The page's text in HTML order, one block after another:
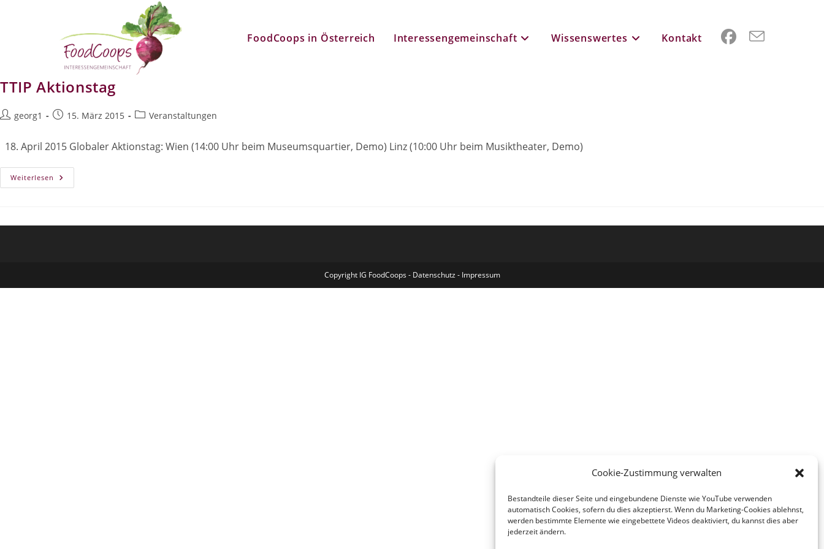
Cookie-Zustimmung verwalten
Bestandteile dieser Seite und eingebundene Dienste wie YouTube verwenden
automatisch Cookies, sofern du dies akzeptierst. Wenn du Marketing-Cookies ablehnst,
werden bestimmte Elemente wie eingebettete Videos deaktiviert, du kannst dies aber
jederzeit ändern.
FoodCoops in Österreich Interessengemeinschaft Wissenswertes Kontakt
TTIP Aktionstag
Beitrags-
georg1
Beitrag15. März 2015
Beitrags-
Veranstaltungen
18. April 2015 Globaler Aktionstag: Wien (14:00 Uhr beim Museumsquartier, Demo) Linz (10:00 Uhr beim Musiktheater, Demo)
Weiterlesen TTIP
Aktionstag
Copyright IG FoodCoops - Datenschutz- Impressum